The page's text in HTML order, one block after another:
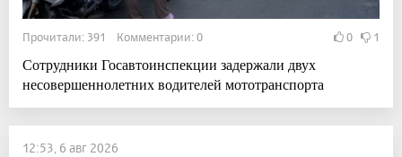
Прочитали: 391 Комментарии: 0 0 1
Сотрудники Госавтоинспекции задержали двух
несовершеннолетних водителей мототранспорта
12:53, 6 авг 2026